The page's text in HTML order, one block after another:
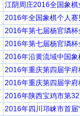
江阴周庄2016全国象
2016年全国象棋个人赛
2016年第七届杨官璘
2016年第七届杨官璘
2016年沿黄流域中国
2016年重庆第四届学
2016年重庆第四届学
2016年陕西宝鸡市第32
2016年四川邛崃市首届